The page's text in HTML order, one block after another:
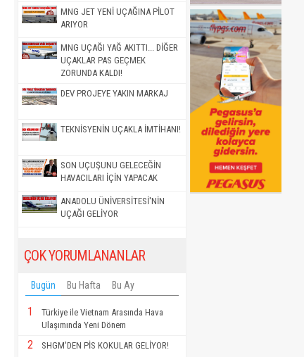
MNG JET YENİ UÇAĞINA PİLOT
ARIYOR
MNG UÇAĞI YAĞ AKITTI... DİĞER
UÇAKLAR PAS GEÇMEK
ZORUNDA KALDI!
DEV PROJEYE YAKIN MARKAJ
TEKNİSYENİN UÇAKLA İMTİHANI!
SON UÇUŞUNU GELECEĞİN
HAVACILARI İÇİN YAPACAK
ANADOLU ÜNİVERSİTESİ'NİN
UÇAĞI GELİYOR
ÇOK YORUMLANANLAR
Bugün Bu Hafta Bu Ay
1
Türkiye ile Vietnam Arasında Hava
Ulaşımında Yeni Dönem
2 SHGM'DEN PİS KOKULAR GELİYOR!